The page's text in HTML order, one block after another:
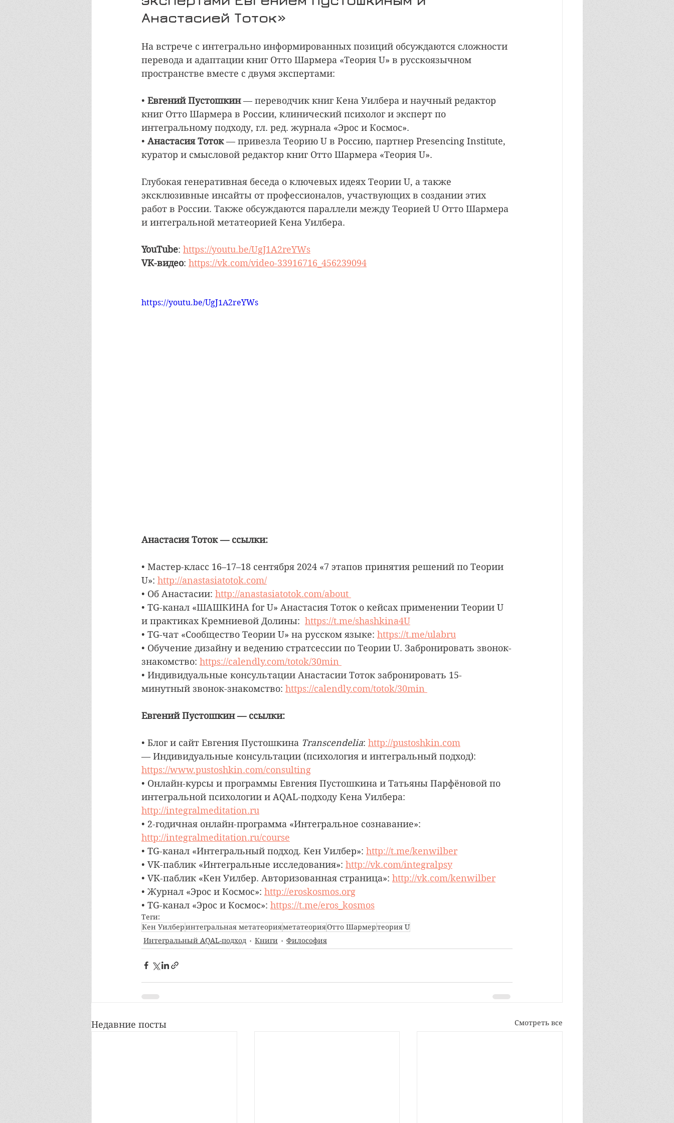
Анастасией Тоток»
На встрече с интегрально информированных позиций обсуждаются сложности
перевода и адаптации книг Отто Шармера «Теория U» в русскоязычном
пространстве вместе с двумя экспертами:
• Евгений Пустошкин — переводчик книг Кена Уилбера и научный редактор
книг Отто Шармера в России, клинический психолог и эксперт по
интегральному подходу, гл. ред. журнала «Эрос и Космос».
• Анастасия Тоток — привезла Теорию U в Россию, партнер Presencing Institute,
куратор и смысловой редактор книг Отто Шармера «Теория U».
Глубокая генеративная беседа о ключевых идеях Теории U, а также
эксклюзивные инсайты от профессионалов, участвующих в создании этих
работ в России. Также обсуждаются параллели между Теорией U Отто Шармера
и интегральной метатеорией Кена Уилбера.
YouTube: https://youtu.be/UgJ1A2reYWs
VK-видео: https://vk.com/video-33916716_456239094
https://youtu.be/UgJ1A2reYWs
Анастасия Тоток — ссылки:
• Мастер-класс 16–17–18 сентября 2024 «7 этапов принятия решений по Теории
U»: http://anastasiatotok.com/
• Об Анастасии: http://anastasiatotok.com/about
• TG-канал «ШАШКИНА for U» Анастасия Тоток о кейсах применении Теории U
и практиках Кремниевой Долины: https://t.me/shashkina4U
• TG-чат «Сообщество Теории U» на русском языке: https://t.me/ulabru
• Обучение дизайну и ведению стратсессии по Теории U. Забронировать звонок-
знакомство: https://calendly.com/totok/30min
• Индивидуальные консультации Анастасии Тоток забронировать 15-
минутный звонок-знакомство: https://calendly.com/totok/30min
Евгений Пустошкин — ссылки:
• Блог и сайт Евгения Пустошкина Transcendelia: http://pustoshkin.com
— Индивидуальные консультации (психология и интегральный подход):
https://www.pustoshkin.com/consulting
• Онлайн-курсы и программы Евгения Пустошкина и Татьяны Парфёновой по
интегральной психологии и AQAL-подходу Кена Уилбера:
http://integralmeditation.ru
• 2-годичная онлайн-программа «Интегральное сознавание»:
http://integralmeditation.ru/course
• TG-канал «Интегральный подход. Кен Уилбер»: http://t.me/kenwilber
• VK-паблик «Интегральные исследования»: http://vk.com/integralpsy
• VK-паблик «Кен Уилбер. Авторизованная страница»: http://vk.com/kenwilber
• Журнал «Эрос и Космос»: http://eroskosmos.org
• TG-канал «Эрос и Космос»: https://t.me/eros_kosmos
Теги:
Кен Уилберинтегральная метатеорияметатеорияОтто Шармертеория U
Интегральный AQAL-подход
Книги Философия
Недавние посты Смотреть все